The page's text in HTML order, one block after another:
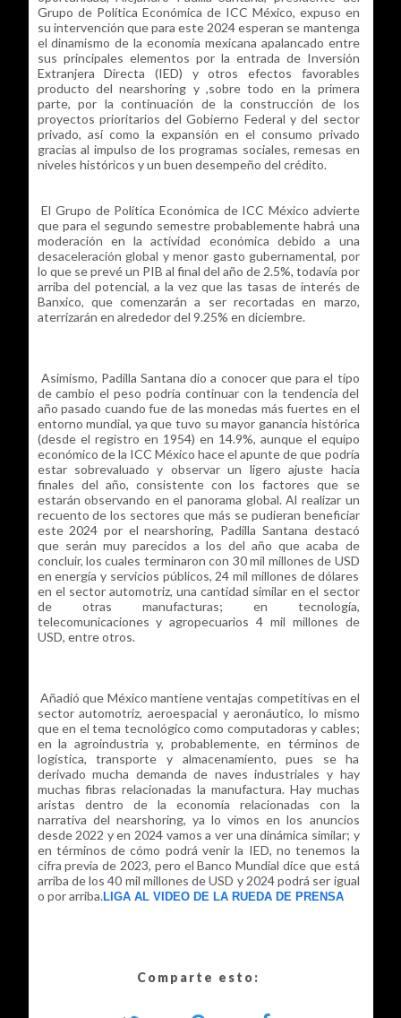
Grupo de Política Económica de ICC México, expuso en
su intervención que para este 2024 esperan se mantenga
el dinamismo de la economía mexicana apalancado entre
sus principales elementos por la entrada de Inversión
Extranjera Directa (IED) y otros efectos favorables
producto del nearshoring y ,sobre todo en la primera
parte, por la continuación de la construcción de los
proyectos prioritarios del Gobierno Federal y del sector
privado, así como la expansión en el consumo privado
gracias al impulso de los programas sociales, remesas en
niveles históricos y un buen desempeño del crédito.
El Grupo de Política Económica de ICC México advierte
que para el segundo semestre probablemente habrá una
moderación en la actividad económica debido a una
desaceleración global y menor gasto gubernamental, por
lo que se prevé un PIB al final del año de 2.5%, todavía por
arriba del potencial, a la vez que las tasas de interés de
Banxico, que comenzarán a ser recortadas en marzo,
aterrizarán en alrededor del 9.25% en diciembre.
Asimismo, Padilla Santana dio a conocer que para el tipo
de cambio el peso podría continuar con la tendencia del
año pasado cuando fue de las monedas más fuertes en el
entorno mundial, ya que tuvo su mayor ganancia histórica
(desde el registro en 1954) en 14.9%, aunque el equipo
económico de la ICC México hace el apunte de que podría
estar sobrevaluado y observar un ligero ajuste hacia
finales del año, consistente con los factores que se
estarán observando en el panorama global. Al realizar un
recuento de los sectores que más se pudieran beneficiar
este 2024 por el nearshoring, Padilla Santana destacó
que serán muy parecidos a los del año que acaba de
concluir, los cuales terminaron con 30 mil millones de USD
en energía y servicios públicos, 24 mil millones de dólares
en el sector automotriz, una cantidad similar en el sector
de otras manufacturas; en tecnología,
telecomunicaciones y agropecuarios 4 mil millones de
USD, entre otros.
Añadió que México mantiene ventajas competitivas en el
sector automotriz, aeroespacial y aeronáutico, lo mismo
que en el tema tecnológico como computadoras y cables;
en la agroindustria y, probablemente, en términos de
logística, transporte y almacenamiento, pues se ha
derivado mucha demanda de naves industriales y hay
muchas fibras relacionadas la manufactura. Hay muchas
aristas dentro de la economía relacionadas con la
narrativa del nearshoring, ya lo vimos en los anuncios
desde 2022 y en 2024 vamos a ver una dinámica similar; y
en términos de cómo podrá venir la IED, no tenemos la
cifra previa de 2023, pero el Banco Mundial dice que está
arriba de los 40 mil millones de USD y 2024 podrá ser igual
o por arriba.LIGA AL VIDEO DE LA RUEDA DE PRENSA
Comparte esto: